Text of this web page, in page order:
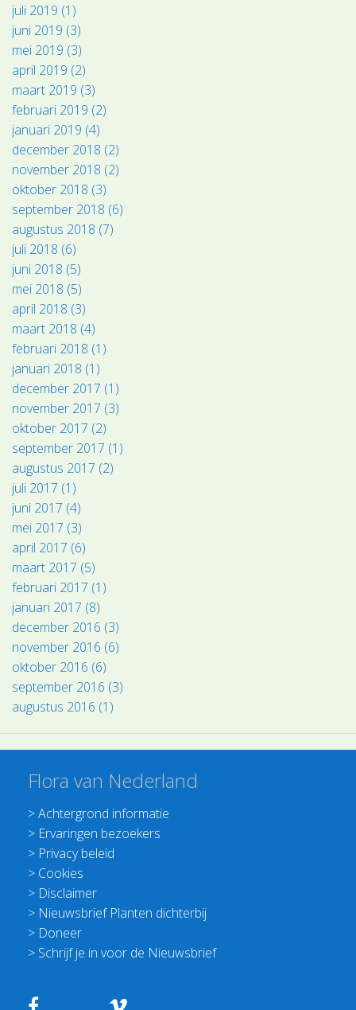
juli 2019 (1)
juni 2019 (3)
mei 2019 (3)
april 2019 (2)
maart 2019 (3)
februari 2019 (2)
januari 2019 (4)
december 2018 (2)
november 2018 (2)
oktober 2018 (3)
september 2018 (6)
augustus 2018 (7)
juli 2018 (6)
juni 2018 (5)
mei 2018 (5)
april 2018 (3)
maart 2018 (4)
februari 2018 (1)
januari 2018 (1)
december 2017 (1)
november 2017 (3)
oktober 2017 (2)
september 2017 (1)
augustus 2017 (2)
juli 2017 (1)
juni 2017 (4)
mei 2017 (3)
april 2017 (6)
maart 2017 (5)
februari 2017 (1)
januari 2017 (8)
december 2016 (3)
november 2016 (6)
oktober 2016 (6)
september 2016 (3)
augustus 2016 (1)
Flora van Nederland
>Achtergrond informatie
> Ervaringen bezoekers
> Privacy beleid
> Cookies
> Disclaimer
> Nieuwsbrief Planten dichterbij
> Doneer
> Schrijf je in voor de Nieuwsbrief